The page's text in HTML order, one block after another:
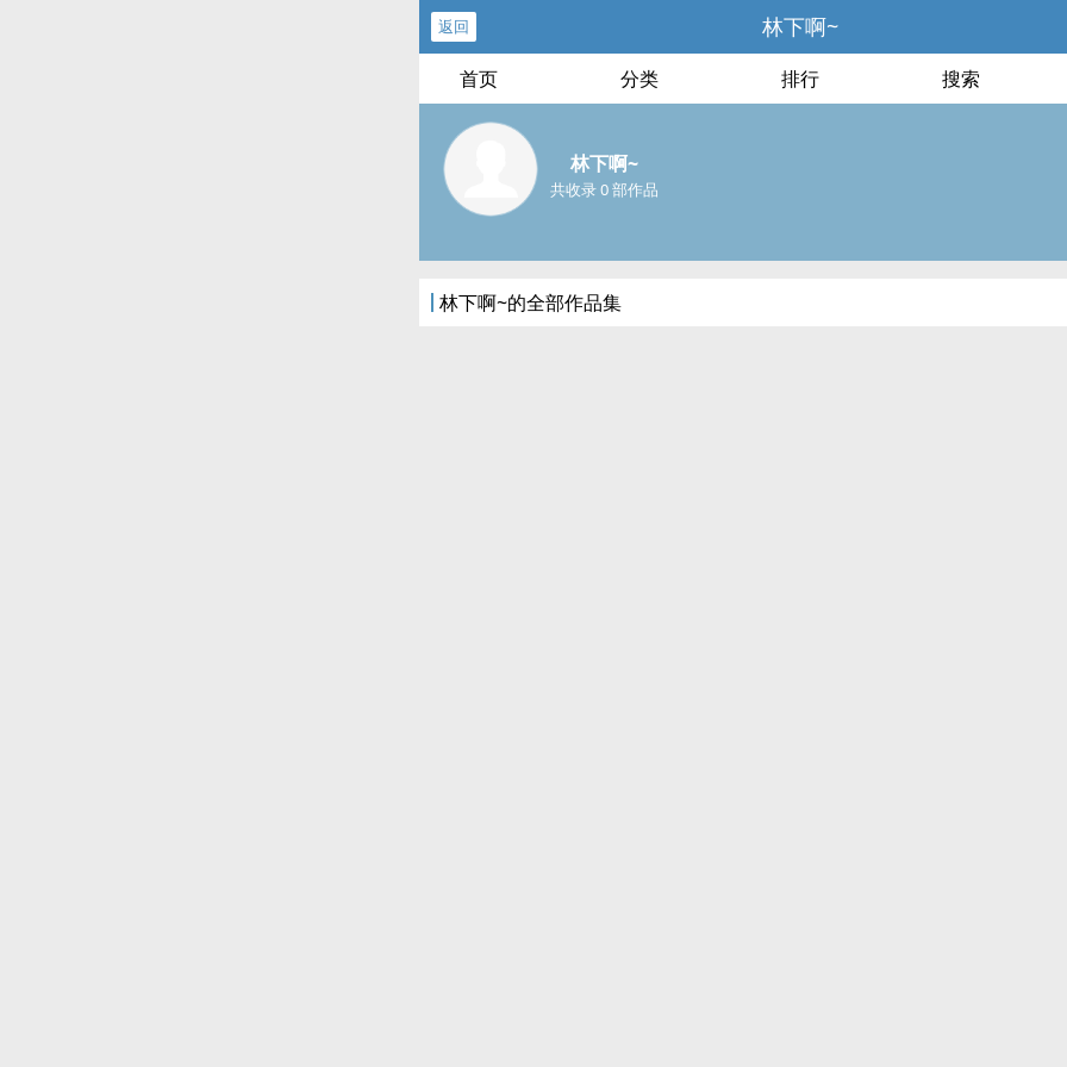
返回 林下啊~
首页 分类 排行 搜索
林下啊~
共收录 0 部作品
林下啊~的全部作品集